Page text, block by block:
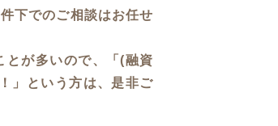
下でのご相談はお任せ
とが多いので、「(融資
」という方は、是非ご